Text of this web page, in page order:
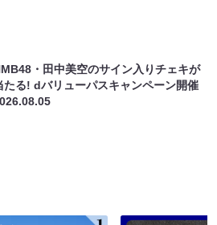
・田中美空のサイン入りチェキが
たる! dバリューパスキャンペーン開催